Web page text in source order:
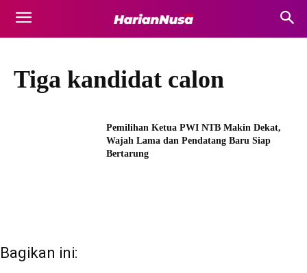
Tiga kandidat calon
Pemilihan Ketua PWI NTB Makin Dekat,
Wajah Lama dan Pendatang Baru Siap
Bertarung
Bagikan ini: